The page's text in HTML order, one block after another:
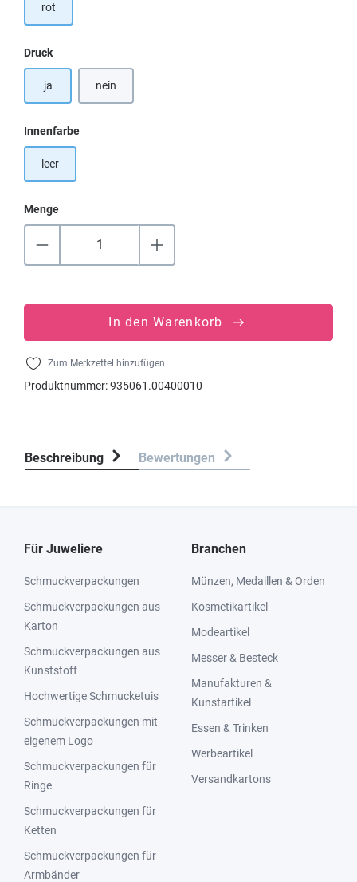
rot
Druckauswählen
ja nein
Innenfarbeauswählen
leer
Menge
In den Warenkorb
Zum Merkzettel hinzufügen
Produktnummer:935061.00400010
Beschreibung Bewertungen
Für Juweliere
Schmuckverpackungen
Schmuckverpackungen aus
Karton
Schmuckverpackungen aus
Kunststoff
Hochwertige Schmucketuis
Schmuckverpackungen mit
eigenem Logo
Schmuckverpackungen für
Ringe
Schmuckverpackungen für
Ketten
Schmuckverpackungen für
Armbänder
Branchen
Münzen, Medaillen & Orden
Kosmetikartikel
Modeartikel
Messer & Besteck
Manufakturen &
Kunstartikel
Essen & Trinken
Werbeartikel
Versandkartons